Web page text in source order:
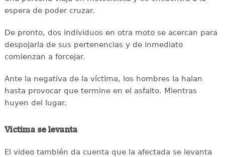
espera de poder cruzar.
De pronto, dos individuos en otra moto se acercan para
despojarla de sus pertenencias y de inmediato
comienzan a forcejar.
Ante la negativa de la víctima, los hombres la halan
hasta provocar que termine en el asfalto. Mientras
huyen del lugar.
Víctima se levanta
El video también da cuenta que la afectada se levanta